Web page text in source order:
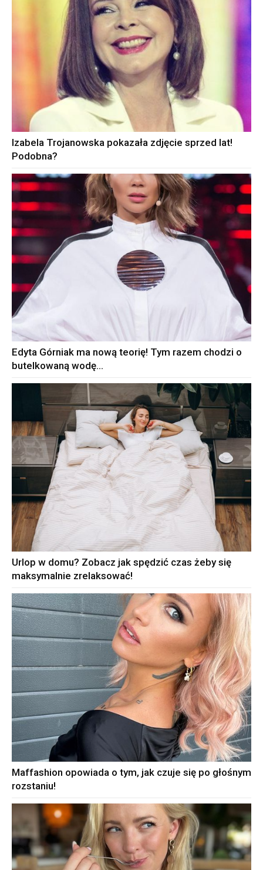
Izabela Trojanowska pokazała zdjęcie sprzed lat!
Podobna?
Edyta Górniak ma nową teorię! Tym razem chodzi o
butelkowaną wodę…
Urlop w domu? Zobacz jak spędzić czas żeby się
maksymalnie zrelaksować!
Maffashion opowiada o tym, jak czuje się po głośnym
rozstaniu!